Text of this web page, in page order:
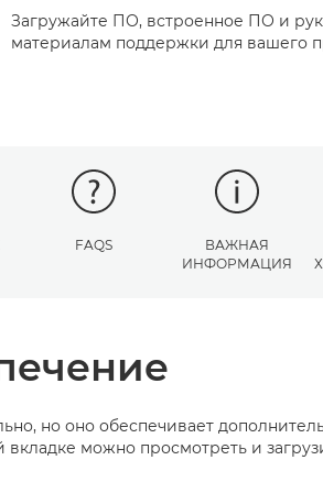
Загружайте ПО, встроенное ПО и
материалам поддержки для вашего
FAQS
ВАЖНАЯ
ИНФОРМАЦИЯ
но оно обеспечивает
вкладке можно просмотреть и